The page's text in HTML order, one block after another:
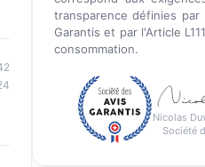
transparence définies par
Garantis et par l'Article
consommation.
Nicolas
Société